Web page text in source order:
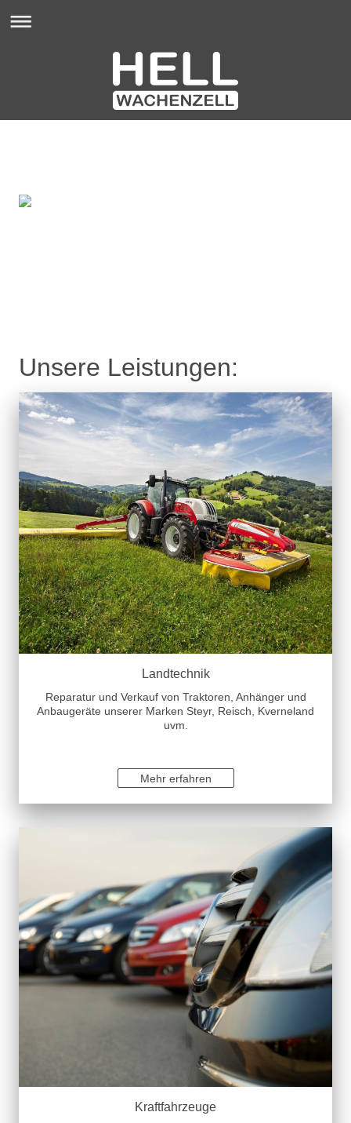
Unsere Leistungen:
Landtechnik
Reparatur und Verkauf von Traktoren, Anhänger und
Anbaugeräte unserer Marken Steyr, Reisch, Kverneland
uvm.
Mehr erfahren
Kraftfahrzeuge